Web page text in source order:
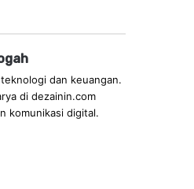
dan keuangan.
di dezainin.com
komunikasi digital.